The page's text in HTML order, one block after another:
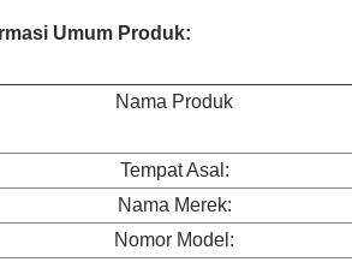
Umum Produk:
Nama Produk
Tempat Asal:
Nama Merek:
Nomor Model: